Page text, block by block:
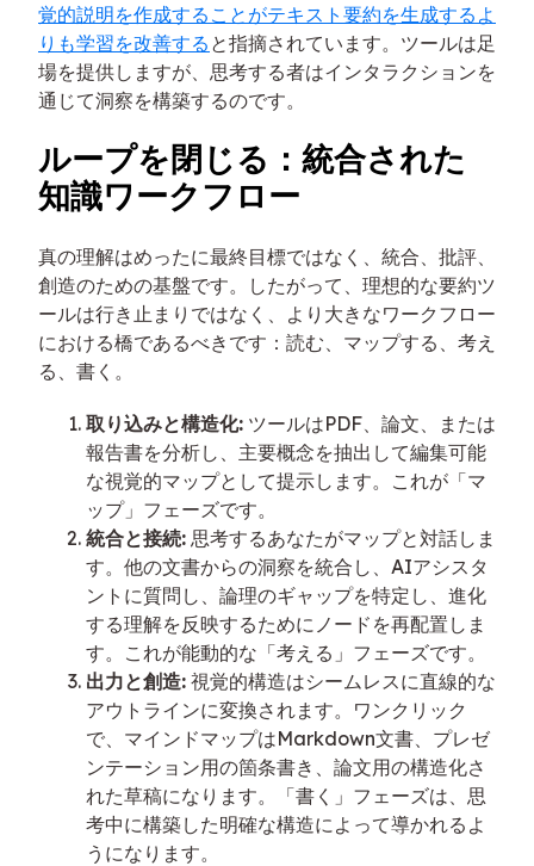
覚的説明を作成することがテキスト要約を生成するよ
りも学習を改善する と指摘されています。ツールは足
場を提供しますが、思考する者はインタラクションを
通じて洞察を構築するのです。
ループを閉じる：統合された
知識ワークフロー
真の理解はめったに最終目標ではなく、統合、批評、
創造のための基盤です。したがって、理想的な要約ツ
ールは行き止まりではなく、より大きなワークフロー
における橋であるべきです：読む、マップする、考え
る、書く。
取り込みと構造化: ツールはPDF、論文、または
報告書を分析し、主要概念を抽出して編集可能
な視覚的マップとして提示します。これが「マ
ップ」フェーズです。
統合と接続: 思考するあなたがマップと対話しま
す。他の文書からの洞察を統合し、AIアシスタ
ントに質問し、論理のギャップを特定し、進化
する理解を反映するためにノードを再配置しま
す。これが能動的な「考える」フェーズです。
出力と創造: 視覚的構造はシームレスに直線的な
アウトラインに変換されます。ワンクリック
で、マインドマップはMarkdown文書、プレゼ
ンテーション用の箇条書き、論文用の構造化さ
れた草稿になります。「書く」フェーズは、思
考中に構築した明確な構造によって導かれるよ
うになります。